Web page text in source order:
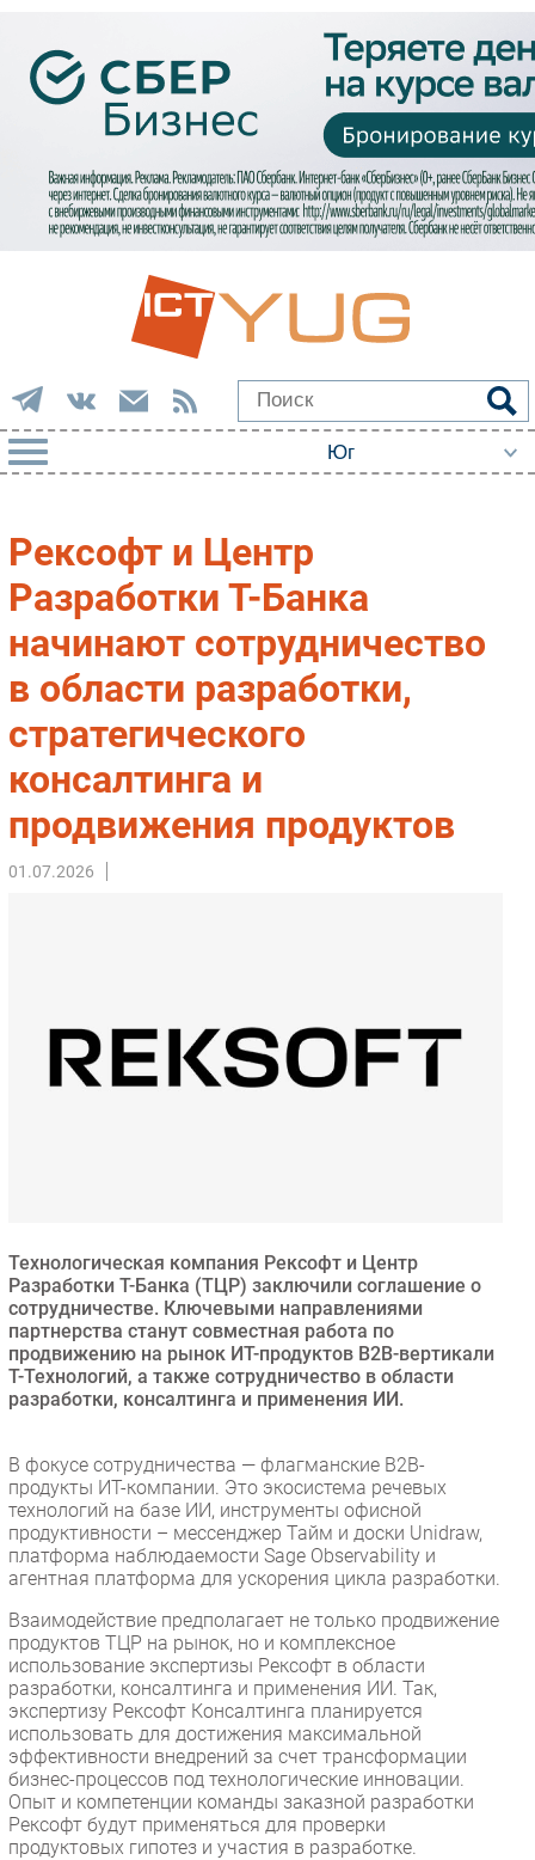
Импорто­замещение
Автоматизация Промышленности
Интернет
Фиксированная связь
Интеграция
Рынок ПК
Торговые сети
Оборудование
Финансы
Web
РАЗДЕЛЫ
Новости
Аналитика
Проекты
IT класс
Тестовый стенд
Каталог компаний
Рексофт и Центр
Разработки Т-Банка
начинают сотрудничество
в области разработки,
стратегического
консалтинга и
продвижения продуктов
01.07.2026
Технологическая компания Рексофт и Центр
Разработки Т-Банка (ТЦР) заключили соглашение о
сотрудничестве. Ключевыми направлениями
партнерства станут совместная работа по
продвижению на рынок ИТ-продуктов B2B-вертикали
Т-Технологий, а также сотрудничество в области
разработки, консалтинга и применения ИИ.
В фокусе сотрудничества — флагманские B2B-
продукты ИТ-компании. Это экосистема речевых
технологий на базе ИИ, инструменты офисной
продуктивности – мессенджер Тайм и доски Unidraw,
платформа наблюдаемости Sage Observability и
агентная платформа для ускорения цикла разработки.
Взаимодействие предполагает не только продвижение
продуктов ТЦР на рынок, но и комплексное
использование экспертизы Рексофт в области
разработки, консалтинга и применения ИИ. Так,
экспертизу Рексофт Консалтинга планируется
использовать для достижения максимальной
эффективности внедрений за счет трансформации
бизнес-процессов под технологические инновации.
Опыт и компетенции команды заказной разработки
Рексофт будут применяться для проверки
продуктовых гипотез и участия в разработке.